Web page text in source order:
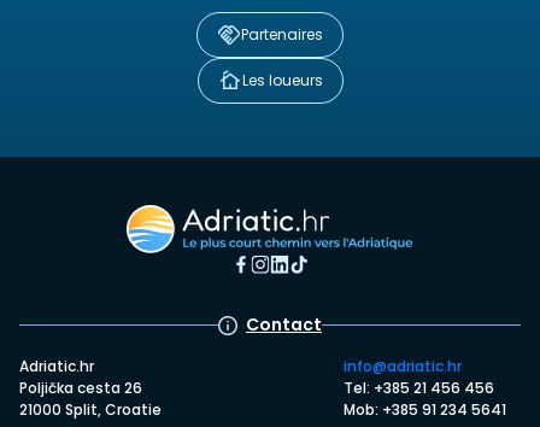
Partenaires
Les loueurs
Contact
Adriatic.hr
Poljička cesta 26
21000 Split, Croatie
info@adriatic.hr
Tel: +385 21 456 456
Mob: +385 91 234 5641